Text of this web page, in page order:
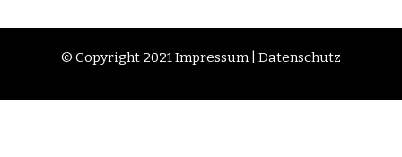
© Copyright 2021 Impressum Datenschutz